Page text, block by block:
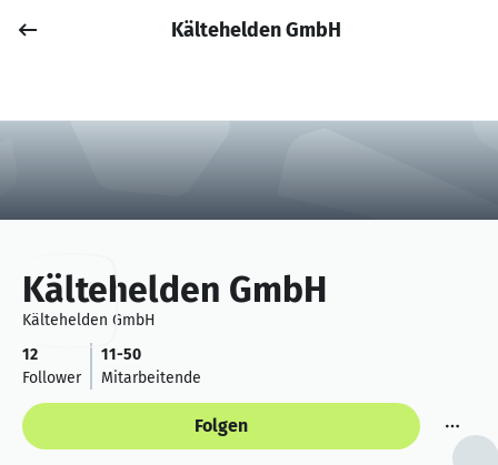
Anmelden
Kältehelden GmbH
Kältehelden GmbH
Kältehelden GmbH
12
Follower
11-50
Mitarbeitende
Folgen